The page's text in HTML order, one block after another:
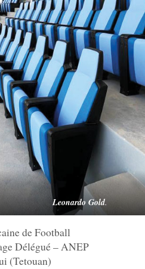
Leonardo Gold.
de Football
Délégué – ANEP
(Tetouan)